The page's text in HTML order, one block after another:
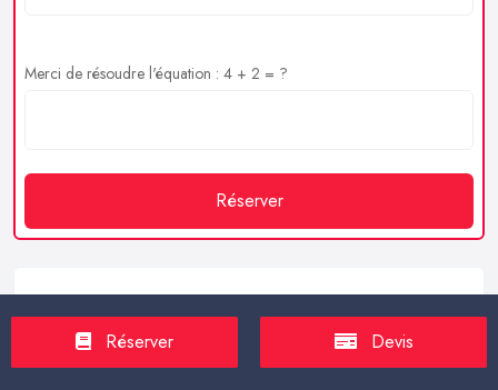
Merci de résoudre l'équation : 4 + 2 = ?
Réserver
Service client
https://proxilive.fr
Réserver Devis